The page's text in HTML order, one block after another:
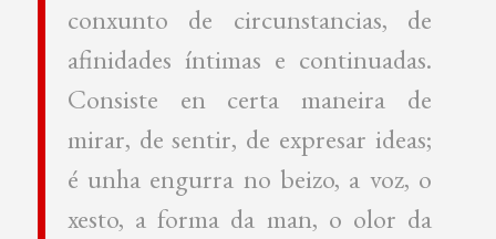
conxunto de circunstancias, de
afinidades íntimas e continuadas.
Consiste en certa maneira de
mirar, de sentir, de expresar ideas;
é unha engurra no beizo, a voz, o
xesto, a forma da man, o olor da